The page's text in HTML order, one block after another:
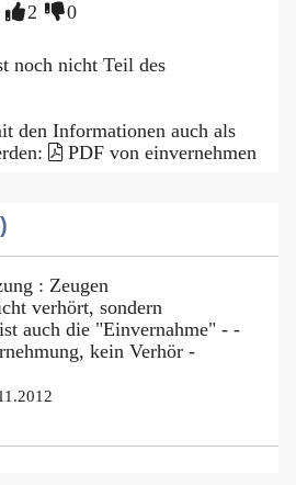
2 0
noch nicht Teil des
den Informationen auch als
PDF von einvernehmen
: Zeugen
verhört, sondern
auch die "Einvernahme" - -
kein Verhör -